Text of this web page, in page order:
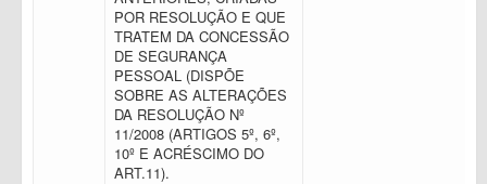
POR RESOLUÇÃO E QUE
TRATEM DA CONCESSÃO
DE SEGURANÇA
PESSOAL (DISPÕE
SOBRE AS ALTERAÇÕES
DA RESOLUÇÃO Nº
11/2008 (ARTIGOS 5º, 6º,
10º E ACRÉSCIMO DO
ART.11).